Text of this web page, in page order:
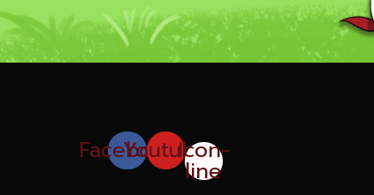
Facebook
Youtube
Icon-
line